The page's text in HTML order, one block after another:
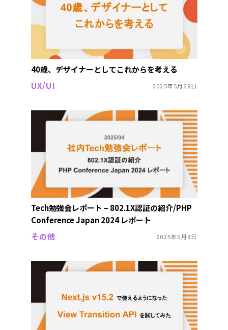
40歳、デザイナーとしてこれからを考える
UX/UI
2025年5月28日
Tech勉強会レポート – 802.1X認証の紹介/PHP
Conference Japan 2024 レポート
その他
2025年5月8日